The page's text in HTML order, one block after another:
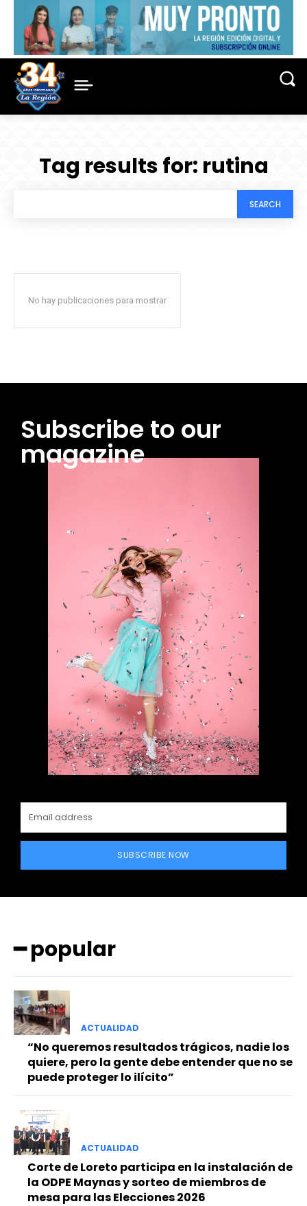
━ Planes
Tag results for: rutina
SEARCH
No hay publicaciones para mostrar
Subscribe to our
magazine
SUBSCRIBE NOW
━ popular
ACTUALIDAD
“No queremos resultados trágicos, nadie los
quiere, pero la gente debe entender que no se
puede proteger lo ilícito”
ACTUALIDAD
Corte de Loreto participa en la instalación de
la ODPE Maynas y sorteo de miembros de
mesa para las Elecciones 2026